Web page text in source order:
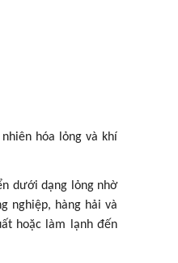
hóa lỏng và khí
dưới dạng lỏng nhờ
nghiệp, hàng hải và
hoặc làm lạnh đến